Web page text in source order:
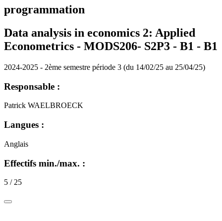
programmation
Data analysis in economics 2: Applied
Econometrics - MODS206- S2P3 - B1 - B1
2024-2025 - 2ème semestre période 3 (du 14/02/25 au 25/04/25)
Responsable :
Patrick WAELBROECK
Langues :
Anglais
Effectifs min./max. :
5 / 25